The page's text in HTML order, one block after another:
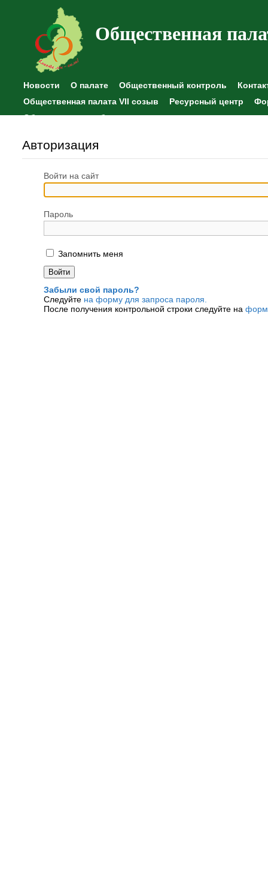
Общественная
Новости О палате Общественный контроль
Общественная палата VII созыв
Ресурсный центр
Общественные наблюдения
Авторизация
Войти на сайт
Пароль
Запомнить меня
Забыли свой пароль?
Следуйте на форму для запроса пароля.
После получения контрольной строки следуйте на